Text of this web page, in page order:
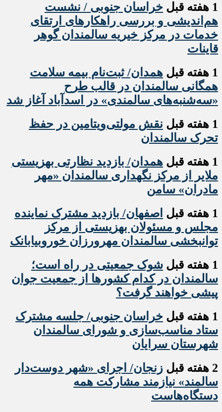
1 هفته قبل
خراسان جنوبی / نشست
هم‌اندیشی و بررسی راهکارهای ارتقای
خدمات در مرکز خیریه سالمندان گوهر
قاینات
1 هفته قبل
همدان/ ثبت‌نام بیمه سلامت
همگانی سالمندان در قالب طرح
«سه‌شنبه‌های سالمندی» در اسدآباد آغاز شد
1 هفته قبل
نقش مولتی‌ویتامین در حفظ
تحرک سالمندان
1 هفته قبل
همدان/ بازدید نظارتی بهزیستی
ملایر از مرکز نگهداری سالمندان «مهر
مادران» سامن
1 هفته قبل
اصفهان/ بازدید مشترک نماینده
مجلس و مسئولان بهزیستی از مرکز
توانبخشی سالمندان مهرورزان خوروبیابانک
1 هفته قبل
شوک جمعیتی در راه است؛
سالمندان در کدام کشورها از جمعیت جوان
پیشی خواهند گرفت؟
1 هفته قبل
خراسان جنوبی/ جلسه مشترک
ستاد مناسب‌سازی و شورای سالمندان
شهرستان سرایان
2 هفته قبل
زنجان/ اجرای «شهر دوست‌دار
سالمند» نیازمند مشارکت همه
دستگاه‌هاست